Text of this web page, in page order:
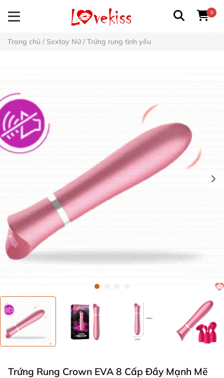
0
Trang chủ / Sextoy Nữ/ Trứng rung tình yêu
Trứng Rung Crown EVA 8 Cấp Đầy Mạnh Mẽ